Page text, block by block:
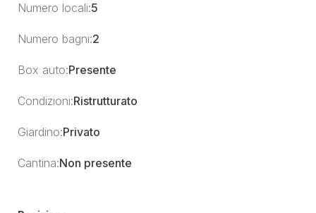
Numero locali:5
Numero bagni:2
Box auto:Presente
Condizioni:Ristrutturato
Giardino:Privato
Cantina:Non presente